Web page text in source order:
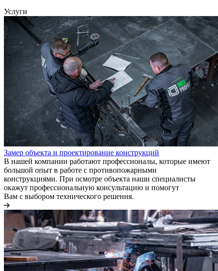
Услуги
Замер объекта и проектирование конструкций
В нашей компании работают профессионалы, которые имеют
большой опыт в работе с противопожарными
конструкциями. При осмотре объекта наши специалисты
окажут профессиональную консультацию и помогут
Вам с выбором технического решения.